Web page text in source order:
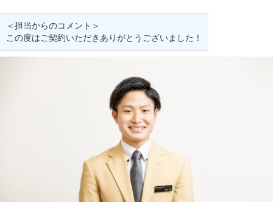
＜担当からのコメント＞
この度はご契約いただきありがとうございました！